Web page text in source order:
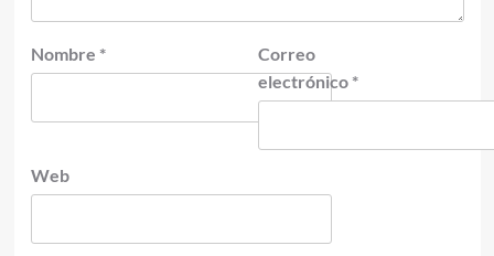
Nombre *
Correo
electrónico *
Web